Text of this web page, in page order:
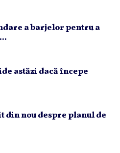
a barjelor pentru a
astăzi dacă începe
din nou despre planul de